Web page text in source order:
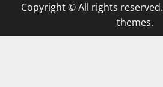
Copyright © All rights reserved.
themes.